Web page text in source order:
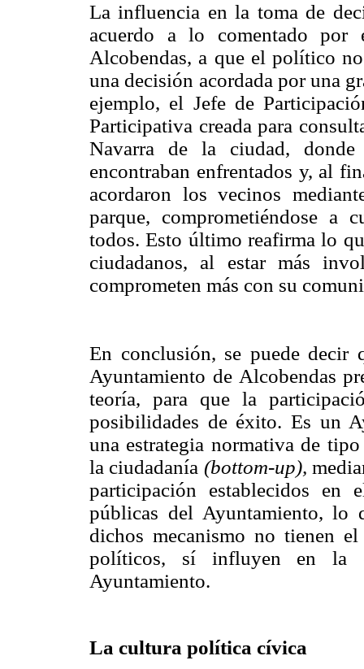
La influencia en la toma de
acuerdo a lo comentado por
Alcobendas, a que el político
una decisión acordada por una
ejemplo, el Jefe de
Participativa creada para
Navarra de la ciudad,
encontraban enfrentados y, al
acordaron los vecinos
parque, comprometiéndose a
todos. Esto último reafirma lo
ciudadanos, al estar más
comprometen más con su
En conclusión, se puede decir
Ayuntamiento de Alcobendas
teoría, para que la
posibilidades de éxito. Es un
una estrategia normativa de
la ciudadanía (bottom-up),
participación establecidos
públicas del Ayuntamiento, lo
dichos mecanismo no tienen
políticos, sí influyen en la
Ayuntamiento.
La cultura política cívica